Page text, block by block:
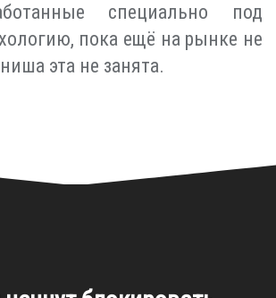
специально под
пока ещё на рынке не
эта не занята.